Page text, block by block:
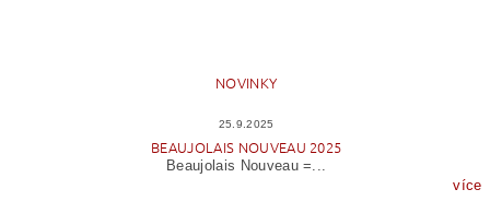
NOVINKY
25.9.2025
BEAUJOLAIS NOUVEAU 2025
Beaujolais Nouveau =...
více